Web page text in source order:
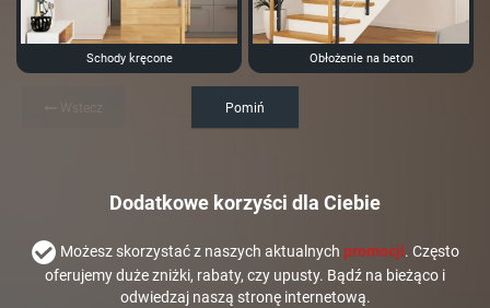
Schody kręcone Obłożenie na beton
Pomiń
Dodatkowe korzyści dla Ciebie
Możesz skorzystać z naszych aktualnych promocji. Często
oferujemy duże zniżki, rabaty, czy upusty. Bądź na bieżąco i
odwiedzaj naszą stronę internetową.